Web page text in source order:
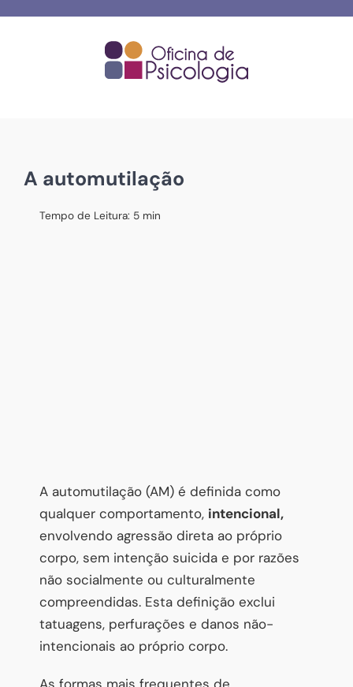
A automutilação
Tempo de Leitura: 5 min
A automutilação (AM) é definida como
qualquer comportamento, intencional,
envolvendo agressão direta ao próprio
corpo, sem intenção suicida e por razões
não socialmente ou culturalmente
compreendidas. Esta definição exclui
tatuagens, perfurações e danos não-
intencionais ao próprio corpo.